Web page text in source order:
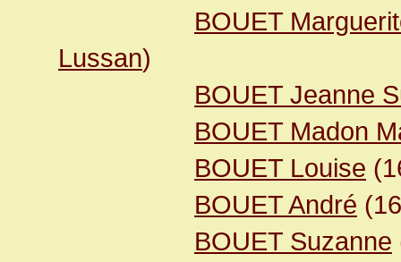
BOUET
Lussan)
BOUET Jeanne
BOUET Madon
BOUET Louise
BOUET André
BOUET Suzanne